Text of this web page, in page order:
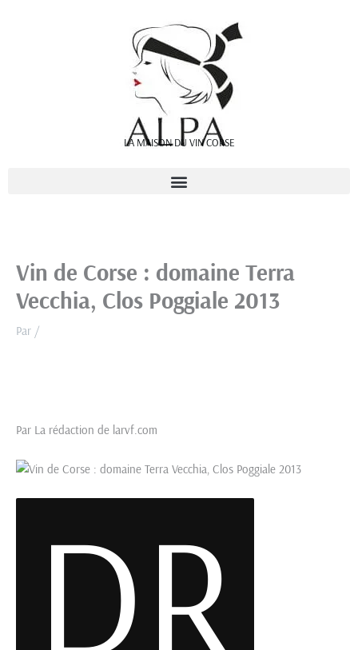
LA MAISON DU VIN CORSE
Vin de Corse : domaine Terra
Vecchia, Clos Poggiale 2013
Par /
Par La rédaction de larvf.com
DR